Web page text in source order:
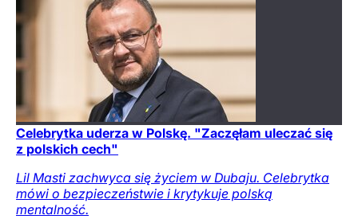
Celebrytka uderza w Polskę. "Zaczęłam uleczać się
z polskich cech"
Lil Masti zachwyca się życiem w Dubaju. Celebrytka
mówi o bezpieczeństwie i krytykuje polską
mentalność.